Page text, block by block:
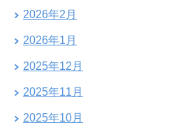
2026年2月
2026年1月
2025年12月
2025年11月
2025年10月